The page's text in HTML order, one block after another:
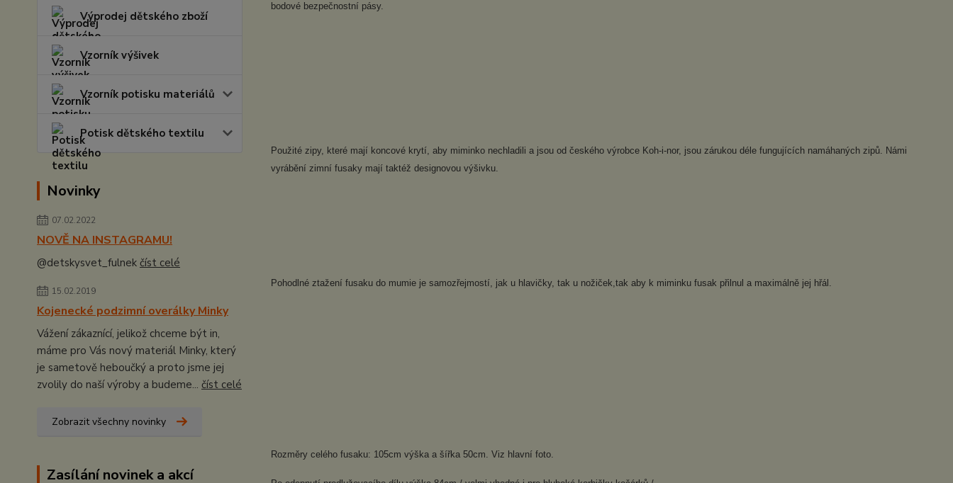
Výprodej dětského zboží
Vzorník výšivek
Vzorník potisku materiálů
Potisk dětského textilu
Novinky
07.02.2022
NOVĚ NA INSTAGRAMU!
@detskysvet_fulnek číst celé
15.02.2019
Kojenecké podzimní overálky Minky
Vážení zákaznící, jelikož chceme být in,
máme pro Vás nový materiál Minky, který
je sametově heboučký a proto jsme jej
zvolily do naší výroby a budeme... číst celé
Zobrazit všechny novinky
Zasílání novinek a akcí
bodové bezpečnostní pásy.
Použité zipy, které mají koncové krytí, aby miminko nechladili a jsou od českého výrobce Koh-i-nor, jsou zárukou déle fungujících namáhaných zipů. Námi
vyrábění zimní fusaky mají taktéž designovou výšivku.
Pohodlné ztažení fusaku do mumie je samozřejmostí, jak u hlavičky, tak u nožiček,tak aby k miminku fusak přilnul a maximálně jej hřál.
Rozměry celého fusaku: 105cm výška a šířka 50cm. Viz hlavní foto.